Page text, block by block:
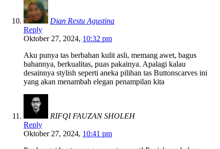
Dian Restu Agustina
Reply
Oktober 27, 2024, 10:32 pm
Aku punya tas berbahan kulit asli, memang awet, bagus
bahannya, berkualitas, puas pakainya. Apalagi kalau
desainnya stylish seperti aneka pilihan tas Buttonscarves ini
yang akan menambah elegan penampilan kita
RIFQI FAUZAN SHOLEH
Reply
Oktober 27, 2024, 10:41 pm